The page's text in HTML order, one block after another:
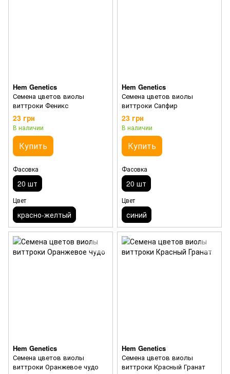
Hem Genetics
Семена цветов виолы
виттроки Феникс
23 грн
В наличии
Купить
Фасовка
20 шт
Цвет
красно-желтый
Hem Genetics
Семена цветов виолы
виттроки Сапфир
23 грн
В наличии
Купить
Фасовка
20 шт
Цвет
синий
Hem Genetics
Семена цветов виолы
виттроки Оранжевое чудо
Hem Genetics
Семена цветов виолы
виттроки Красный Гранат